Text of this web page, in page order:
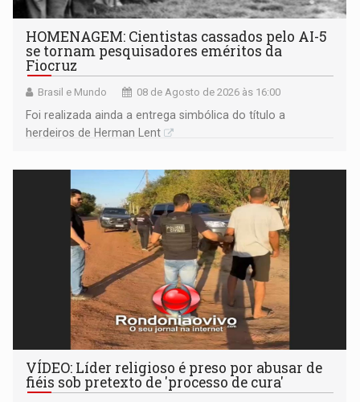
HOMENAGEM: Cientistas cassados pelo AI-5
se tornam pesquisadores eméritos da
Fiocruz
Brasil e Mundo 08 de Agosto de 2026 às 16:00
Foi realizada ainda a entrega simbólica do título a
herdeiros de Herman Lent
VÍDEO: Líder religioso é preso por abusar de
fiéis sob pretexto de 'processo de cura'